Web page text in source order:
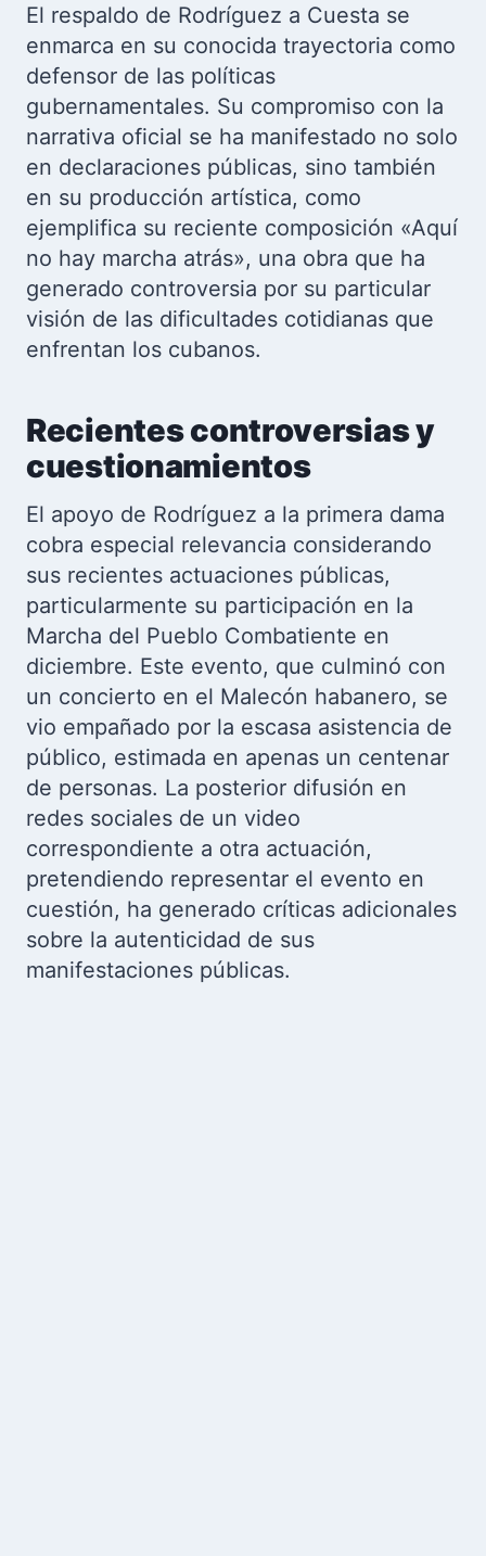
El respaldo de Rodríguez a Cuesta se
enmarca en su conocida trayectoria como
defensor de las políticas
gubernamentales. Su compromiso con la
narrativa oficial se ha manifestado no solo
en declaraciones públicas, sino también
en su producción artística, como
ejemplifica su reciente composición «Aquí
no hay marcha atrás», una obra que ha
generado controversia por su particular
visión de las dificultades cotidianas que
enfrentan los cubanos.
Recientes controversias y
cuestionamientos
El apoyo de Rodríguez a la primera dama
cobra especial relevancia considerando
sus recientes actuaciones públicas,
particularmente su participación en la
Marcha del Pueblo Combatiente en
diciembre. Este evento, que culminó con
un concierto en el Malecón habanero, se
vio empañado por la escasa asistencia de
público, estimada en apenas un centenar
de personas. La posterior difusión en
redes sociales de un video
correspondiente a otra actuación,
pretendiendo representar el evento en
cuestión, ha generado críticas adicionales
sobre la autenticidad de sus
manifestaciones públicas.